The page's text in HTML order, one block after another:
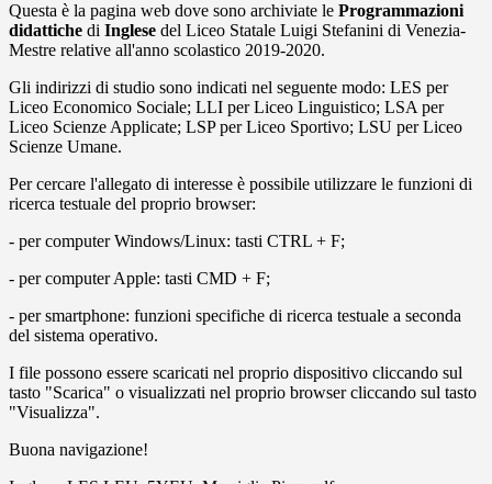
Questa è la pagina web dove sono archiviate le Programmazioni
didattiche di Inglese del Liceo Statale Luigi Stefanini di Venezia-
Mestre relative all'anno scolastico 2019-2020.
Gli indirizzi di studio sono indicati nel seguente modo: LES per
Liceo Economico Sociale; LLI per Liceo Linguistico; LSA per
Liceo Scienze Applicate; LSP per Liceo Sportivo; LSU per Liceo
Scienze Umane.
Per cercare l'allegato di interesse è possibile utilizzare le funzioni di
ricerca testuale del proprio browser:
- per computer Windows/Linux: tasti CTRL + F;
- per computer Apple: tasti CMD + F;
- per smartphone: funzioni specifiche di ricerca testuale a seconda
del sistema operativo.
I file possono essere scaricati nel proprio dispositivo cliccando sul
tasto "Scarica" o visualizzati nel proprio browser cliccando sul tasto
"Visualizza".
Buona navigazione!